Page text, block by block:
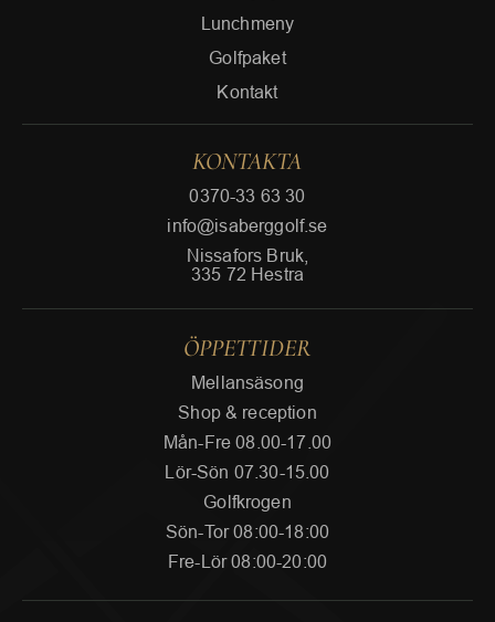
Lunchmeny
Golfpaket
Kontakt
KONTAKTA
0370-33 63 30
info@isaberggolf.se
Nissafors Bruk,
335 72 Hestra
ÖPPETTIDER
Mellansäsong
Shop & reception
Mån-Fre 08.00-17.00
Lör-Sön 07.30-15.00
Golfkrogen
Sön-Tor 08:00-18:00
Fre-Lör 08:00-20:00